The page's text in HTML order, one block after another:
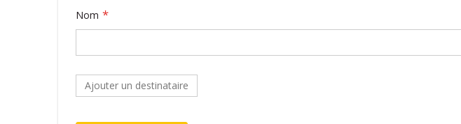
Nom
Ajouter un destinataire